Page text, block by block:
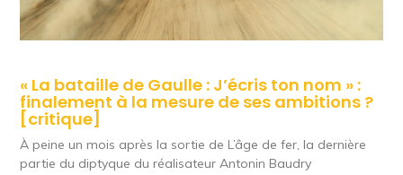
« La bataille de Gaulle : J’écris ton nom » :
finalement à la mesure de ses ambitions ?
[critique]
À peine un mois après la sortie de L’âge de fer, la dernière
partie du diptyque du réalisateur Antonin Baudry